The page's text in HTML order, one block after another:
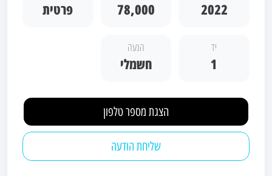
2022
78,000 פרטית
יד
1
הנעה
חשמלי
הצגת מספר טלפון
שליחת הודעה